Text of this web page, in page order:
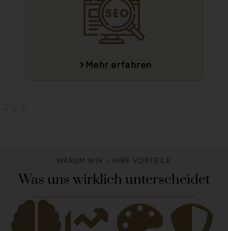
Mehr erfahren
WARUM WIR – IHRE VORTEILE
Was uns wirklich unterscheidet